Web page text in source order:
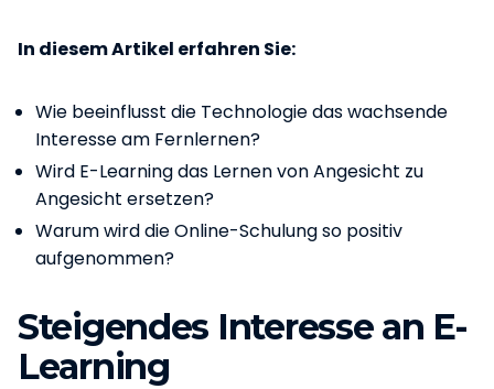
In diesem Artikel erfahren Sie:
Wie beeinflusst die Technologie das wachsende
Interesse am Fernlernen?
Wird E-Learning das Lernen von Angesicht zu
Angesicht ersetzen?
Warum wird die Online-Schulung so positiv
aufgenommen?
Steigendes Interesse an E-
Learning